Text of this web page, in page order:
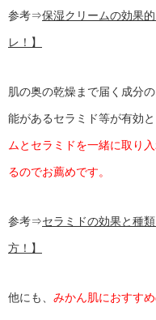
参考⇒保湿クリームの効果
レ！】
肌の奥の乾燥まで届く成分
能があるセラミド等が有効と
ムとセラミドを一緒に取り
るのでお薦めです。
参考⇒セラミドの効果と種
方！】
他にも、 みかん肌におすす